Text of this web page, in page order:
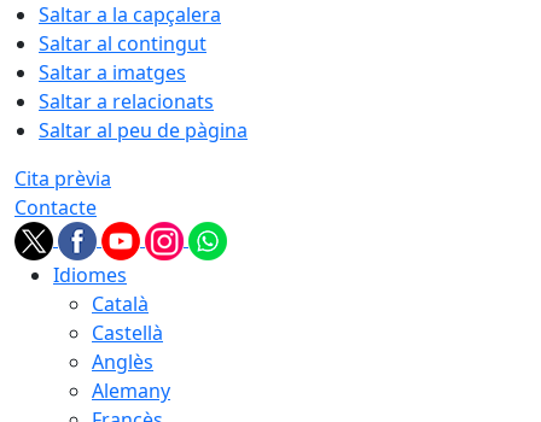
Saltar a la capçalera
Saltar al contingut
Saltar a imatges
Saltar a relacionats
Saltar al peu de pàgina
Cita prèvia
Contacte
Idiomes
Català
Castellà
Anglès
Alemany